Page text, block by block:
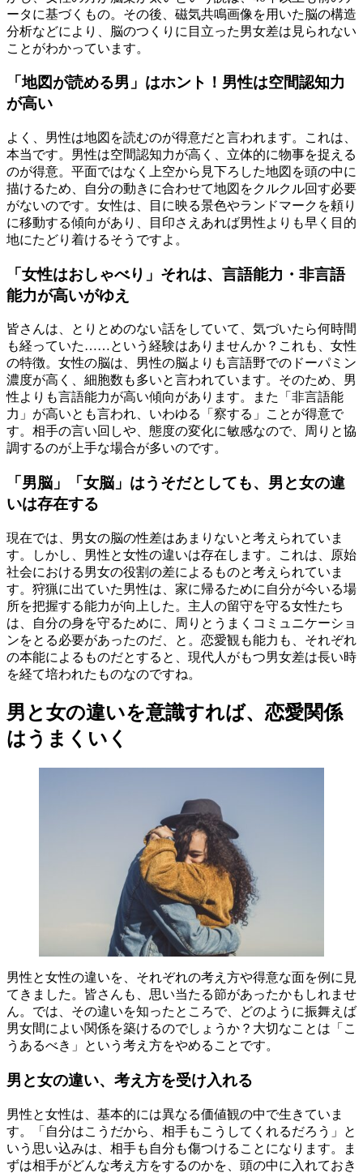
ータに基づくもの。その後、磁気共鳴画像を用いた脳の構造
分析などにより、脳のつくりに目立った男女差は見られない
ことがわかっています。
「地図が読める男」はホント！男性は空間認知力
が高い
よく、男性は地図を読むのが得意だと言われます。これは、
本当です。男性は空間認知力が高く、立体的に物事を捉える
のが得意。平面ではなく上空から見下ろした地図を頭の中に
描けるため、自分の動きに合わせて地図をクルクル回す必要
がないのです。女性は、目に映る景色やランドマークを頼り
に移動する傾向があり、目印さえあれば男性よりも早く目的
地にたどり着けるそうですよ。
「女性はおしゃべり」それは、言語能力・非言語
能力が高いがゆえ
皆さんは、とりとめのない話をしていて、気づいたら何時間
も経っていた……という経験はありませんか？これも、女性
の特徴。女性の脳は、男性の脳よりも言語野でのドーパミン
濃度が高く、細胞数も多いと言われています。そのため、男
性よりも言語能力が高い傾向があります。また「非言語能
力」が高いとも言われ、いわゆる「察する」ことが得意で
す。相手の言い回しや、態度の変化に敏感なので、周りと協
調するのが上手な場合が多いのです。
「男脳」「女脳」はうそだとしても、男と女の違
いは存在する
現在では、男女の脳の性差はあまりないと考えられていま
す。しかし、男性と女性の違いは存在します。これは、原始
社会における男女の役割の差によるものと考えられていま
す。狩猟に出ていた男性は、家に帰るために自分が今いる場
所を把握する能力が向上した。主人の留守を守る女性たち
は、自分の身を守るために、周りとうまくコミュニケーショ
ンをとる必要があったのだ、と。恋愛観も能力も、それぞれ
の本能によるものだとすると、現代人がもつ男女差は長い時
を経て培われたものなのですね。
男と女の違いを意識すれば、恋愛関係
はうまくいく
男性と女性の違いを、それぞれの考え方や得意な面を例に見
てきました。皆さんも、思い当たる節があったかもしれませ
ん。では、その違いを知ったところで、どのように振舞えば
男女間によい関係を築けるのでしょうか？大切なことは「こ
うあるべき」という考え方をやめることです。
男と女の違い、考え方を受け入れる
男性と女性は、基本的には異なる価値観の中で生きていま
す。「自分はこうだから、相手もこうしてくれるだろう」と
いう思い込みは、相手も自分も傷つけることになります。ま
ずは相手がどんな考え方をするのかを、頭の中に入れておき